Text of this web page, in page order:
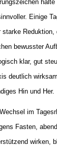
Einige
starke Reduktion,
bewusster
klar, gut
deutlich
Hin und Her.
im
Fasten,
wirken,